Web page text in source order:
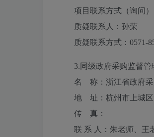
项目联系方式（询问）
质疑联系人： 孙荣
质疑联系方式： 0571-
3. 同级政府采购监督管
名 称：浙江省政府采
地 址：杭州市上城区
传 真：
联 系 人：朱老师、王